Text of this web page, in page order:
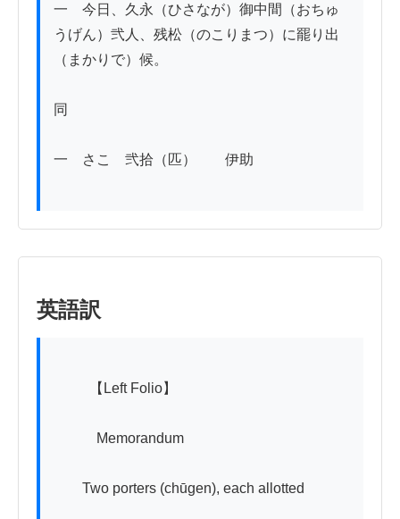
一　今日、久永（ひさなが）御中間（おちゅ
うげん）弐人、残松（のこりまつ）に罷り出
（まかりで）候。
同
一　さこ　弐拾（匹）　　伊助
英語訳
Memorandum
Two porters (chūgen), each allotted